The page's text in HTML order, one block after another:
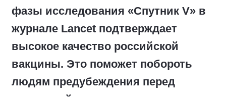
фазы исследования «Спутник V» в
журнале Lancet подтверждает
высокое качество российской
вакцины. Это поможет побороть
людям предубеждения перед